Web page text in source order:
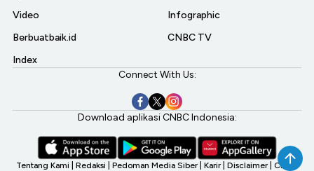
Video
Berbuatbaik.id
Index
Infographic
CNBC TV
Connect With Us:
Download aplikasi CNBC Indonesia:
Tentang Kami Redaksi Pedoman Media Siber Karir Disclaimer CNBC